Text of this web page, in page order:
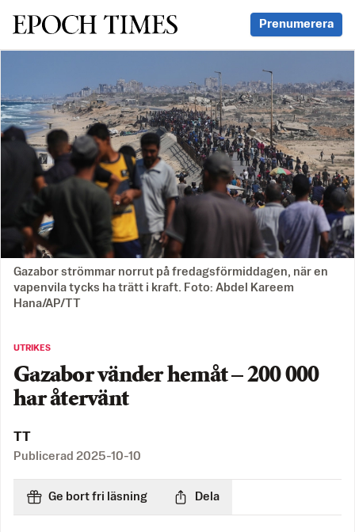
Svenska Epoch Times Prenumerera
Gazabor strömmar norrut på fredagsförmiddagen, när en
vapenvila tycks ha trätt i kraft. Foto: Abdel Kareem
Hana/AP/TT
UTRIKES
Gazabor vänder hemåt – 200 000
har återvänt
TT
Publicerad 2025-10-10
Ge bort fri läsning Dela